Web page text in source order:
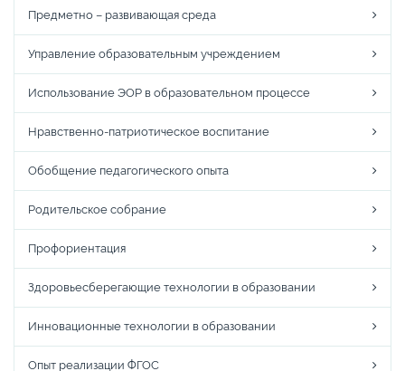
Предметно – развивающая среда
Управление образовательным учреждением
Использование ЭОР в образовательном процессе
Нравственно-патриотическое воспитание
Обобщение педагогического опыта
Родительское собрание
Профориентация
Здоровьесберегающие технологии в образовании
Инновационные технологии в образовании
Опыт реализации ФГОС